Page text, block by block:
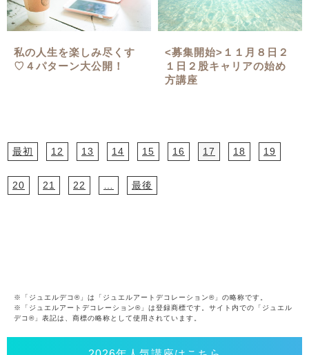
私の人生を楽しみ尽くす
♡４パターン大公開！
<募集開始>１１月８日２
１日２股キャリアの始め
方講座
最初 12 13 14 15 16 17 18 19
20 21 22 … 最後
※「ジュエルデコ®」は「ジュエルアートデコレーション®」の略称です。
※「ジュエルアートデコレーション®」は登録商標です。サイト内での「ジュエル
デコ®」表記は、商標の略称として使用されています。